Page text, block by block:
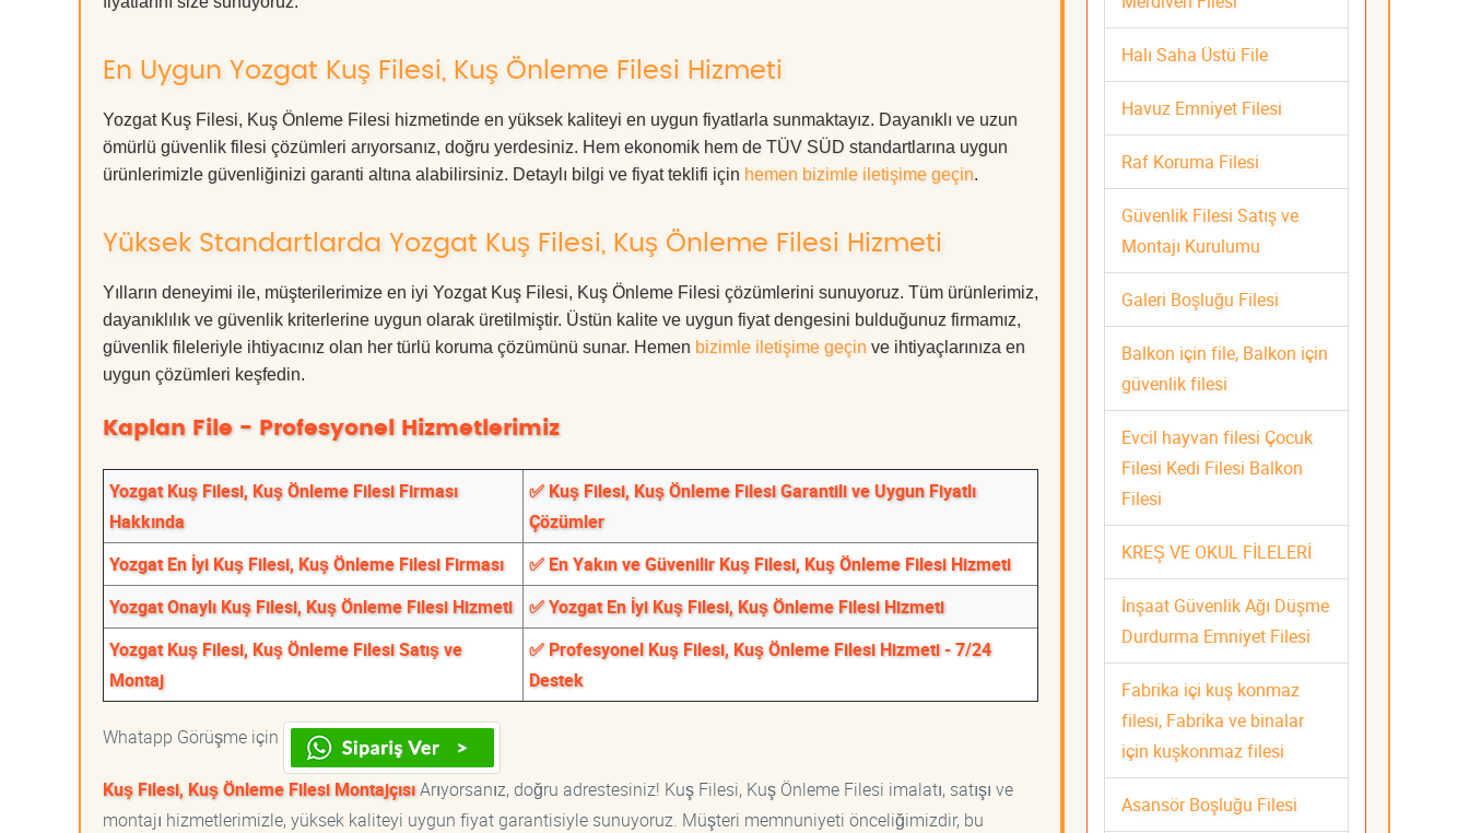
En Uygun Yozgat Kuş Filesi, Kuş Önleme Filesi Hizmeti
Yozgat Kuş Filesi, Kuş Önleme Filesi hizmetinde en yüksek kaliteyi en uygun fiyatlarla sunmaktayız. Dayanıklı ve uzun
ömürlü güvenlik filesi çözümleri arıyorsanız, doğru yerdesiniz. Hem ekonomik hem de TÜV SÜD standartlarına uygun
ürünlerimizle güvenliğinizi garanti altına alabilirsiniz. Detaylı bilgi ve fiyat teklifi için hemen bizimle iletişime geçin.
Yüksek Standartlarda Yozgat Kuş Filesi, Kuş Önleme Filesi Hizmeti
Yılların deneyimi ile, müşterilerimize en iyi Yozgat Kuş Filesi, Kuş Önleme Filesi çözümlerini sunuyoruz. Tüm ürünlerimiz,
dayanıklılık ve güvenlik kriterlerine uygun olarak üretilmiştir. Üstün kalite ve uygun fiyat dengesini bulduğunuz firmamız,
güvenlik fileleriyle ihtiyacınız olan her türlü koruma çözümünü sunar. Hemen bizimle iletişime geçin ve ihtiyaçlarınıza en
uygun çözümleri keşfedin.
Kaplan File - Profesyonel Hizmetlerimiz
Yozgat Kuş Filesi, Kuş Önleme Filesi Firması
Hakkında
✅ Kuş Filesi, Kuş Önleme Filesi Garantili ve Uygun Fiyatlı
Çözümler
Yozgat En İyi Kuş Filesi, Kuş Önleme Filesi Firması
✅ En Yakın ve Güvenilir Kuş Filesi, Kuş Önleme Filesi Hizmeti
Yozgat Onaylı Kuş Filesi, Kuş Önleme Filesi Hizmeti
✅ Yozgat En İyi Kuş Filesi, Kuş Önleme Filesi Hizmeti
Yozgat Kuş Filesi, Kuş Önleme Filesi Satış ve
Montaj
✅ Profesyonel Kuş Filesi, Kuş Önleme Filesi Hizmeti - 7/24
Destek
Whatapp Görüşme için
Kuş Filesi, Kuş Önleme Filesi MontajçısıArıyorsanız, doğru adrestesiniz! Kuş Filesi, Kuş Önleme Filesi imalatı, satışı ve
montajı hizmetlerimizle, yüksek kaliteyi uygun fiyat garantisiyle sunuyoruz. Müşteri memnuniyeti önceliğimizdir, bu
Halı Saha Üstü File
Havuz Emniyet Filesi
Raf Koruma Filesi
Güvenlik Filesi Satış ve
Montajı Kurulumu
Galeri Boşluğu Filesi
Balkon için file, Balkon için
güvenlik filesi
Evcil hayvan filesi Çocuk
Filesi Kedi Filesi Balkon
Filesi
KREŞ VE OKUL FİLELERİ
İnşaat Güvenlik Ağı Düşme
Durdurma Emniyet Filesi
Fabrika içi kuş konmaz
filesi, Fabrika ve binalar
için kuşkonmaz filesi
Asansör Boşluğu Filesi